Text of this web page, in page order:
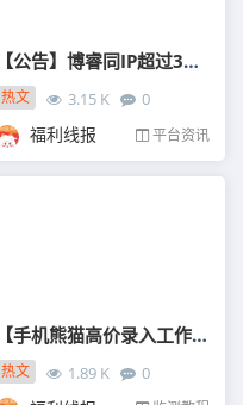
【公告】博睿同IP超过3个客户端的结算方案变更！
热文 3.15 K
0
06-11
福利线报 平台资讯
【手机熊猫高价录入工作流程】
热文 1.89 K
0
01-08